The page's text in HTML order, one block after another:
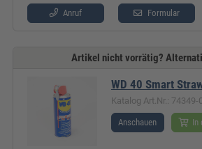
Anruf Formular
Artikel nicht vorrätig?
WD 40 Smart
Katalog Art.Nr.: 74349-
Anschauen In